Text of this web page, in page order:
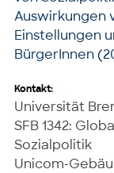
Auswirkungen
Einstellungen
BürgerInnen
Kontakt:
Universität
SFB 1342:
Sozialpolitik
Unicom-